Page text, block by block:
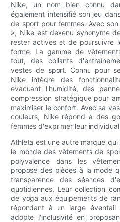
Nike, un nom bien connu
également intensifié son jeu
de sport pour femmes. Avec
», Nike est devenu synonyme
rester actives et de poursuivre
forme. La gamme de
tout, des collants
vestes de sport. Connu pour
Nike intègre des
évacuant l'humidité, des
compression stratégique pour
maximiser le confort. Avec sa
couleurs, Nike répond à des
femmes d'exprimer leur
Athleta est une autre marque
le monde des vêtements de
polyvalence dans les
propose des pièces à la mode
transparence des séances
quotidiennes. Leur collection
de yoga aux équipements de
répondant à un large éventail
adopte l'inclusivité en